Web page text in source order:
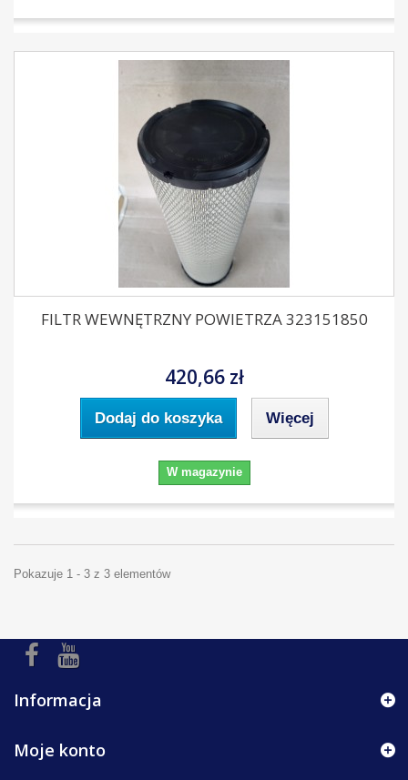
FILTR WEWNĘTRZNY POWIETRZA 323151850
420,66 zł
Dodaj do koszyka Więcej
W magazynie
Pokazuje 1 - 3 z 3 elementów
Informacja
Moje konto